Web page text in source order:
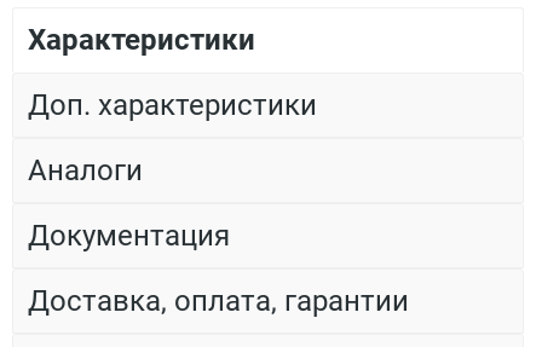
Характеристики
Доп. характеристики
Аналоги
Документация
Доставка, оплата, гарантии